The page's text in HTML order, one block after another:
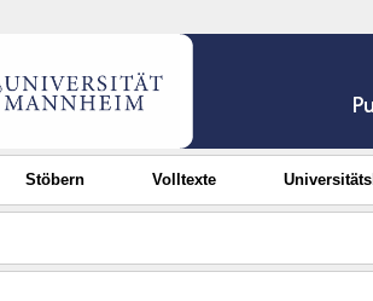
Stöbern Volltexte